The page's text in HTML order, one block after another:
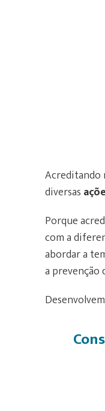
Não
Acreditando
diversas
Porque
com a
abordar a
a prevenção